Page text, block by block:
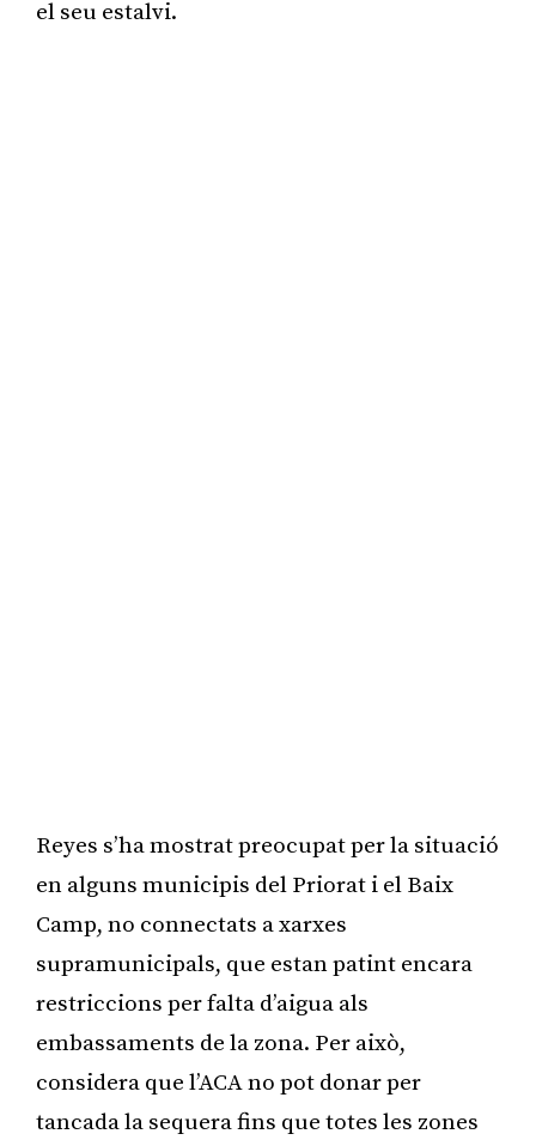
el seu estalvi.
Reyes s’ha mostrat preocupat per la situació
en alguns municipis del Priorat i el Baix
Camp, no connectats a xarxes
supramunicipals, que estan patint encara
restriccions per falta d’aigua als
embassaments de la zona. Per això,
considera que l’ACA no pot donar per
tancada la sequera fins que totes les zones